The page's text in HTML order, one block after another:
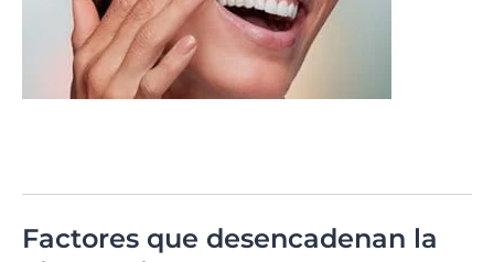
Factores que desencadenan la